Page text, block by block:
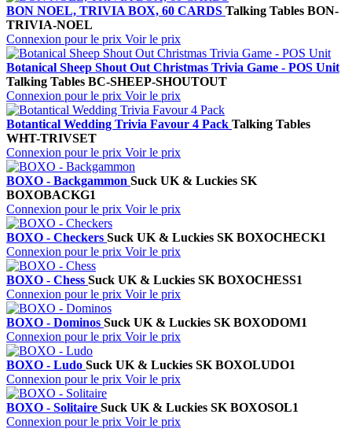
BON NOEL, TRIVIA BOX, 60 CARDS Talking Tables BON-
TRIVIA-NOEL
Connexion pour le prix Voir le prix
Botanical Sheep Shout Out Christmas Trivia Game - POS Unit
Talking Tables BC-SHEEP-SHOUTOUT
Connexion pour le prix Voir le prix
Botantical Wedding Trivia Favour 4 Pack Talking Tables
WHT-TRIVSET
Connexion pour le prix Voir le prix
BOXO - Backgammon Suck UK & Luckies SK
BOXOBACKG1
Connexion pour le prix Voir le prix
BOXO - Checkers Suck UK & Luckies SK BOXOCHECK1
Connexion pour le prix Voir le prix
BOXO - Chess Suck UK & Luckies SK BOXOCHESS1
Connexion pour le prix Voir le prix
BOXO - Dominos Suck UK & Luckies SK BOXODOM1
Connexion pour le prix Voir le prix
BOXO - Ludo Suck UK & Luckies SK BOXOLUDO1
Connexion pour le prix Voir le prix
BOXO - Solitaire Suck UK & Luckies SK BOXOSOL1
Connexion pour le prix Voir le prix